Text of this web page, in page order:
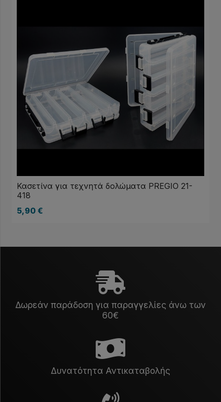
Κασετίνα για τεχνητά δολώματα PREGIO 21-
418
5,90 €
Δωρεάν παράδοση για παραγγελίες άνω των
60€
Δυνατότητα Αντικαταβολής